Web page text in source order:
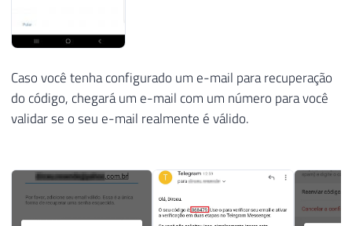
Caso você tenha configurado um e-mail para recuperação
do código, chegará um e-mail com um número para você
validar se o seu e-mail realmente é válido.